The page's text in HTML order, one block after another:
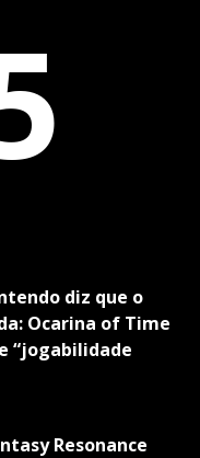
diz que o
Ocarina of Time
“jogabilidade
Resonance